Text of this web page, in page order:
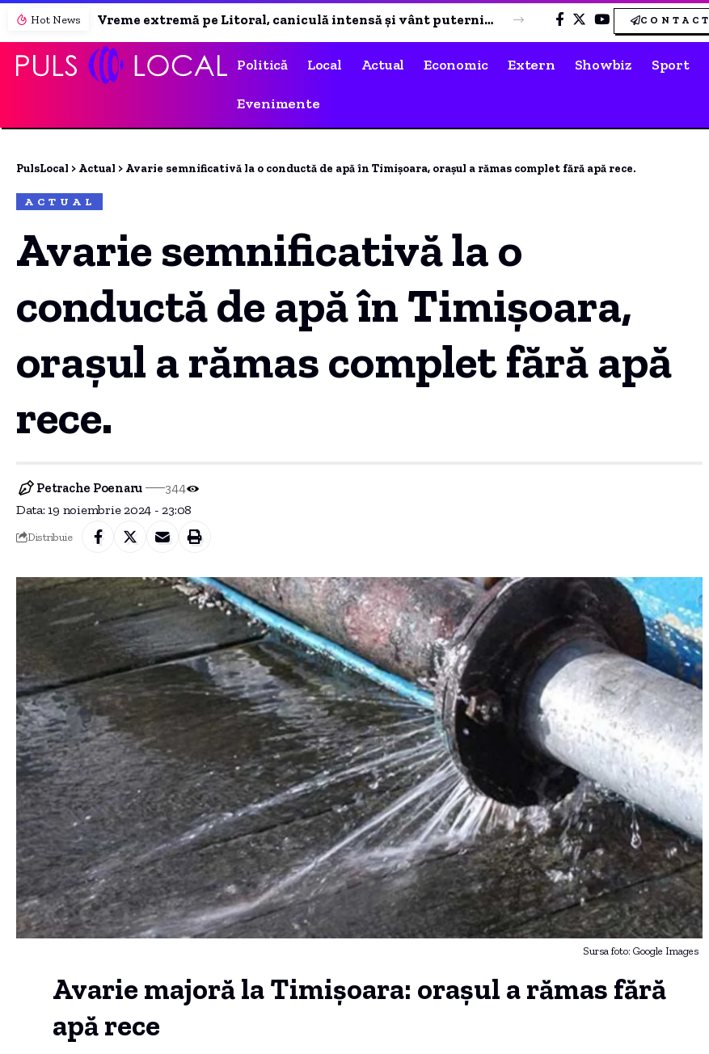
Hot News
Vreme extremă pe Litoral, caniculă intensă și vânt puternic în nordul Dobrogei Motivul surprinzător pentru care Dana Rogoz refuză să călătorească cu avionul în vacanțe. Activitățile copiilor ei în tren. CONTACT
Politică Local Actual Economic Extern Showbiz Sport
Evenimente
PulsLocal > Actual > Avarie semnificativă la o conductă de apă în Timișoara, orașul a rămas complet fără apă rece.
ACTUAL
Avarie semnificativă la o
conductă de apă în Timișoara,
orașul a rămas complet fără apă
rece.
Data: 19 noiembrie 2024 - 23:08
Petrache Poenaru 344
Distribuie
Sursa foto: Google Images
Avarie majoră la Timişoara: oraşul a rămas fără
apă rece